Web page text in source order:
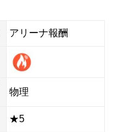
アリーナ報酬
物理
★5